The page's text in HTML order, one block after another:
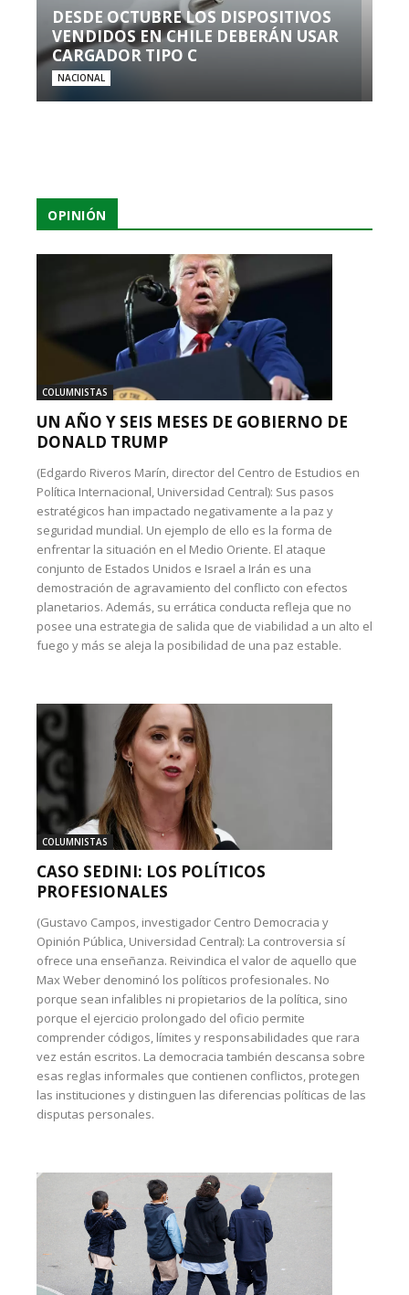
DESDE OCTUBRE LOS DISPOSITIVOS
VENDIDOS EN CHILE DEBERÁN USAR
CARGADOR TIPO C
NACIONAL
OPINIÓN
COLUMNISTAS
UN AÑO Y SEIS MESES DE GOBIERNO DE
DONALD TRUMP
(Edgardo Riveros Marín, director del Centro de Estudios en
Política Internacional, Universidad Central): Sus pasos
estratégicos han impactado negativamente a la paz y
seguridad mundial. Un ejemplo de ello es la forma de
enfrentar la situación en el Medio Oriente. El ataque
conjunto de Estados Unidos e Israel a Irán es una
demostración de agravamiento del conflicto con efectos
planetarios. Además, su errática conducta refleja que no
posee una estrategia de salida que de viabilidad a un alto el
fuego y más se aleja la posibilidad de una paz estable.
COLUMNISTAS
CASO SEDINI: LOS POLÍTICOS
PROFESIONALES
(Gustavo Campos, investigador Centro Democracia y
Opinión Pública, Universidad Central): La controversia sí
ofrece una enseñanza. Reivindica el valor de aquello que
Max Weber denominó los políticos profesionales. No
porque sean infalibles ni propietarios de la política, sino
porque el ejercicio prolongado del oficio permite
comprender códigos, límites y responsabilidades que rara
vez están escritos. La democracia también descansa sobre
esas reglas informales que contienen conflictos, protegen
las instituciones y distinguen las diferencias políticas de las
disputas personales.